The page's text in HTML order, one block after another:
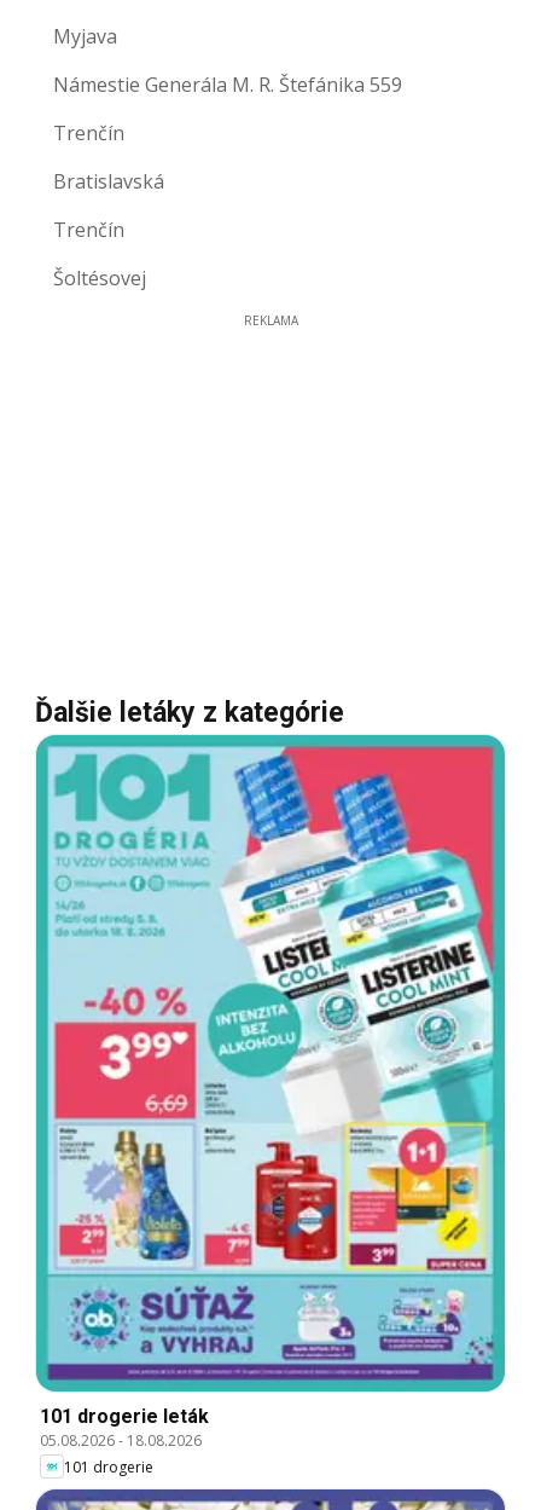
Myjava
Námestie Generála M. R. Štefánika 559
Trenčín
Bratislavská
Trenčín
Šoltésovej
REKLAMA
Ďalšie letáky z kategórie
101 drogerie leták
05.08.2026- 18.08.2026
101 drogerie